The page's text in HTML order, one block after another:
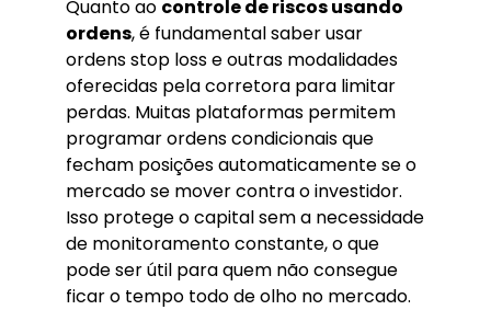
Quanto ao controle de riscos usando
ordens, é fundamental saber usar
ordens stop loss e outras modalidades
oferecidas pela corretora para limitar
perdas. Muitas plataformas permitem
programar ordens condicionais que
fecham posições automaticamente se o
mercado se mover contra o investidor.
Isso protege o capital sem a necessidade
de monitoramento constante, o que
pode ser útil para quem não consegue
ficar o tempo todo de olho no mercado.